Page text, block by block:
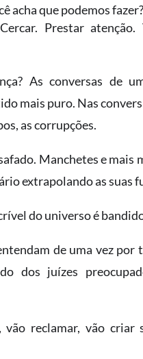
acha que podemos fazer?
Prestar
As conversas de
mais puro. Nas
as corrupções.
Manchetes e
extrapolando as suas
do universo é
de uma vez
dos juízes
vão reclamar, vão